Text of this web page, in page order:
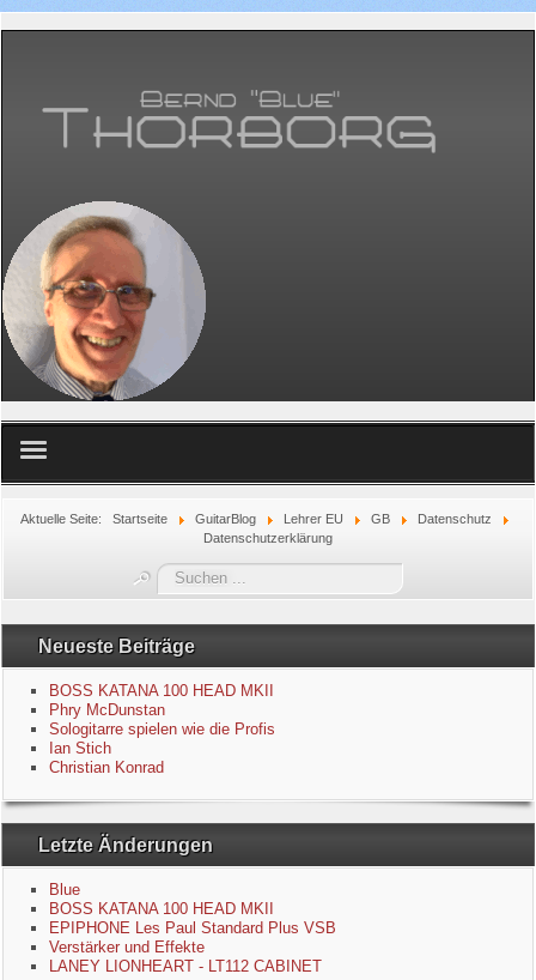
Equipment
GuitarBlog
Kontakt
Impressum
Datenschutzerklärung
Links
Gästebuch
Aktuelle Seite: Startseite GuitarBlog Lehrer EU GB
Datenschutz
Datenschutzerklärung
Suchen
...
Neueste Beiträge
BOSS KATANA 100 HEAD MKII
Phry McDunstan
Sologitarre spielen wie die Profis
Ian Stich
Christian Konrad
Letzte Änderungen
Blue
BOSS KATANA 100 HEAD MKII
EPIPHONE Les Paul Standard Plus VSB
Verstärker und Effekte
LANEY LIONHEART - LT112 CABINET